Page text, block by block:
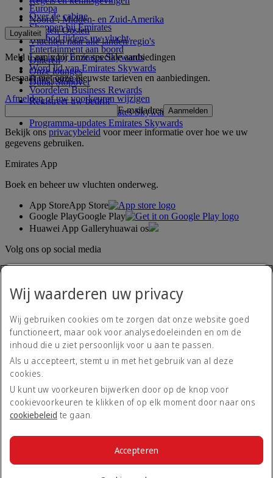
Europa
Noord-, Midden- en Zuid-Amerika
Midden-Oosten
Vluchten naar alle landen/regio's
Over de cabine
Shoppen bij Emirates
Aanbod tijdens uw vlucht
Entertainment aan boord
Dineren
Onze lounges
Dubai Stopover
Loyaliteit
Log in bij Emirates Skywards
Word lid van Emirates Skywards
Onze partners
Voordelen Business Rewards
Registreer uw bedrijf
Programmaregels Emirates Skywards
Programma-updates Emirates Skywards
Meld u aan voor onze speciale aanbiedingen
Bespaar met onze nieuwste tarieven en aanbiedingen.
Afmelden of uw voorkeuren wijzigen
E-mailadres Aanmelden
Bekijk ons privacybeleid voor meer informatie over hoe we uw
gegevens gebruiken.
Emirates App
Boek en beheer uw vluchten onderweg.
App StoreApp Store
Google PlayGoogle Play
Huawei App Galleryhuawai os
Volg ons op social media
Toegankelijkheidsverklaring
Neem contact met ons op
Privacybeleid
Algemene voorwaarden
Cookiebeleid
© 2026 The Emirates Group. Alle rechten voorbehouden.
Wij waarderen uw privacy
Wij gebruiken cookies om te zorgen dat onze website goed
functioneert, maar ook voor analysedoeleinden en om de
inhoud die u ziet persoonlijk voor u aan te passen.
Als u accepteert, stemt u in met het gebruik van al deze
cookies.
U kunt uw voorkeuren bijwerken door op de knop voor
cookievoorkeuren te klikken of op elk moment door naar ons
cookiebeleid te gaan.
Accepteren